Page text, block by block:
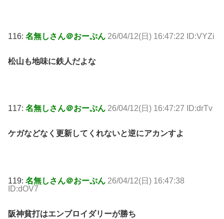
116: 名無しさん＠おーぷん 26/04/12(日) 16:47:22 ID:VYZi
松山も地味に鉄人だよな
117: 名無しさん＠おーぷん 26/04/12(日) 16:47:27 ID:drTv
ケガなどなく更新してくれないと逆にアカンすよ
119: 名無しさん＠おーぷん 26/04/12(日) 16:47:38
ID:dOV7
阪神貧打はエンブロイダリーが勝ち